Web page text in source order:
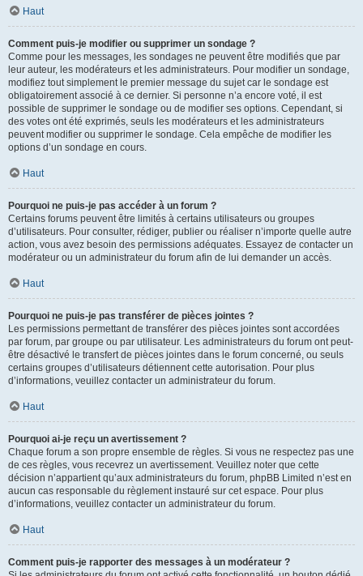
Haut
Comment puis-je modifier ou supprimer un sondage ?
Comme pour les messages, les sondages ne peuvent être modifiés que par
leur auteur, les modérateurs et les administrateurs. Pour modifier un sondage,
modifiez tout simplement le premier message du sujet car le sondage est
obligatoirement associé à ce dernier. Si personne n’a encore voté, il est
possible de supprimer le sondage ou de modifier ses options. Cependant, si
des votes ont été exprimés, seuls les modérateurs et les administrateurs
peuvent modifier ou supprimer le sondage. Cela empêche de modifier les
options d’un sondage en cours.
Haut
Pourquoi ne puis-je pas accéder à un forum ?
Certains forums peuvent être limités à certains utilisateurs ou groupes
d’utilisateurs. Pour consulter, rédiger, publier ou réaliser n’importe quelle autre
action, vous avez besoin des permissions adéquates. Essayez de contacter un
modérateur ou un administrateur du forum afin de lui demander un accès.
Haut
Pourquoi ne puis-je pas transférer de pièces jointes ?
Les permissions permettant de transférer des pièces jointes sont accordées
par forum, par groupe ou par utilisateur. Les administrateurs du forum ont peut-
être désactivé le transfert de pièces jointes dans le forum concerné, ou seuls
certains groupes d’utilisateurs détiennent cette autorisation. Pour plus
d’informations, veuillez contacter un administrateur du forum.
Haut
Pourquoi ai-je reçu un avertissement ?
Chaque forum a son propre ensemble de règles. Si vous ne respectez pas une
de ces règles, vous recevrez un avertissement. Veuillez noter que cette
décision n’appartient qu’aux administrateurs du forum, phpBB Limited n’est en
aucun cas responsable du règlement instauré sur cet espace. Pour plus
d’informations, veuillez contacter un administrateur du forum.
Haut
Comment puis-je rapporter des messages à un modérateur ?